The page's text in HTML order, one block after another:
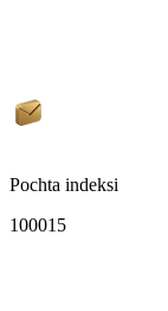
Pochta indeksi
100015